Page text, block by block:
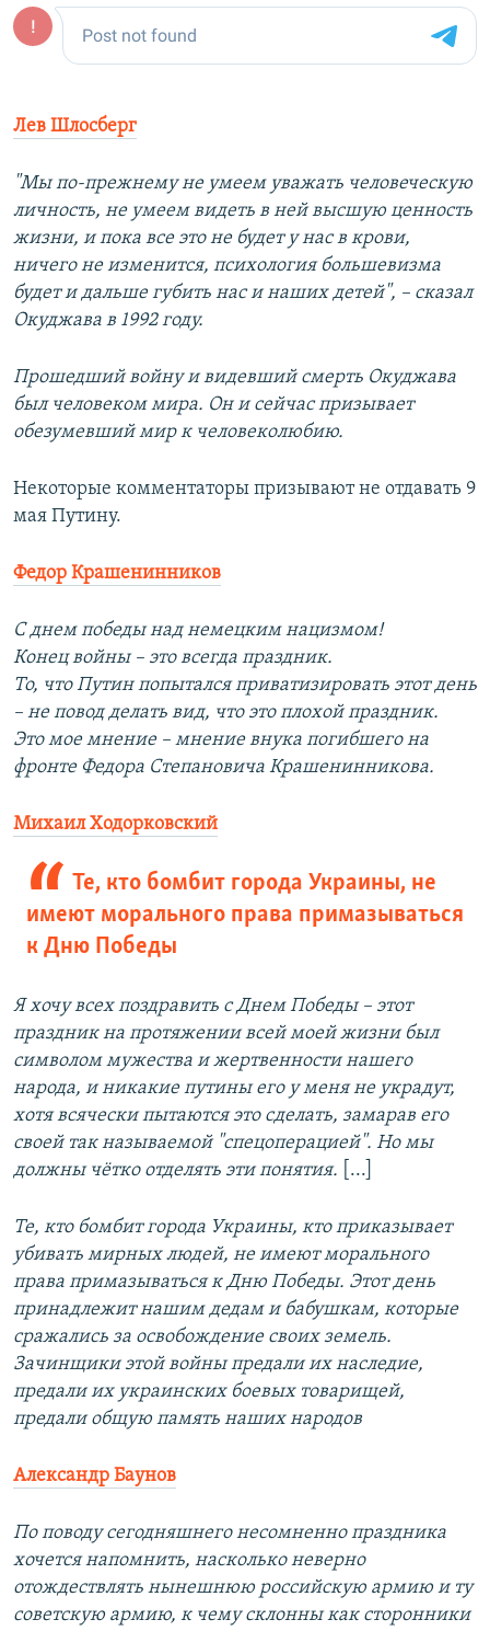
Лев Шлосберг
"Мы по-прежнему не умеем уважать человеческую
личность, не умеем видеть в ней высшую ценность
жизни, и пока все это не будет у нас в крови,
ничего не изменится, психология большевизма
будет и дальше губить нас и наших детей", – сказал
Окуджава в 1992 году.
Прошедший войну и видевший смерть Окуджава
был человеком мира. Он и сейчас призывает
обезумевший мир к человеколюбию.
Некоторые комментаторы призывают не отдавать 9
мая Путину.
Федор Крашенинников
С днем победы над немецким нацизмом!
Конец войны – это всегда праздник.
То, что Путин попытался приватизировать этот день
– не повод делать вид, что это плохой праздник.
Это мое мнение – мнение внука погибшего на
фронте Федора Степановича Крашенинникова.
Михаил Ходорковский
Те, кто бомбит города Украины, не
имеют морального права примазываться
к Дню Победы
Я хочу всех поздравить с Днем Победы – этот
праздник на протяжении всей моей жизни был
символом мужества и жертвенности нашего
народа, и никакие путины его у меня не украдут,
хотя всячески пытаются это сделать, замарав его
своей так называемой "спецоперацией". Но мы
должны чётко отделять эти понятия.
[...]
Те, кто бомбит города Украины, кто приказывает
убивать мирных людей, не имеют морального
права примазываться к Дню Победы. Этот день
принадлежит нашим дедам и бабушкам, которые
сражались за освобождение своих земель.
Зачинщики этой войны предали их наследие,
предали их украинских боевых товарищей,
предали общую память наших народов
Александр Баунов
По поводу сегодняшнего несомненно праздника
хочется напомнить, насколько неверно
отождествлять нынешнюю российскую армию и ту
советскую армию, к чему склонны как сторонники